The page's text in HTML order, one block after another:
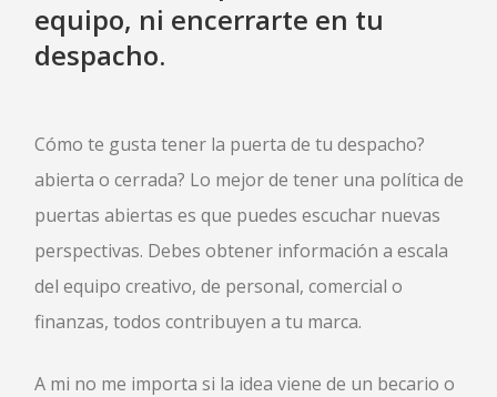
equipo, ni encerrarte en tu
despacho.
Cómo te gusta tener la puerta de tu despacho?
abierta o cerrada? Lo mejor de tener una política de
puertas abiertas es que puedes escuchar nuevas
perspectivas. Debes obtener información a escala
del equipo creativo, de personal, comercial o
finanzas, todos contribuyen a tu marca.
A mi no me importa si la idea viene de un becario o